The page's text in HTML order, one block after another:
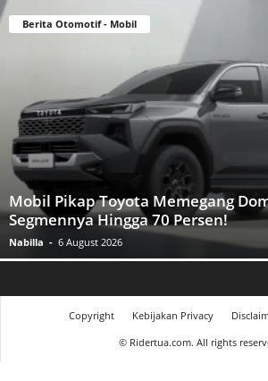
Berita Otomotif - Mobil
Mobil Pikap Toyota Memegang
Segmennya Hingga 70 Persen!
Nabilla - 6 August 2026
Copyright Kebijakan Privacy
© Ridertua.com. All rights